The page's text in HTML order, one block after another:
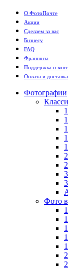
О ФотоПочте
Акции
Сделаем за вас
Бизнесу
FAQ
Франшиза
Поддержка и
Оплата и доставка
Фотографии
Фото